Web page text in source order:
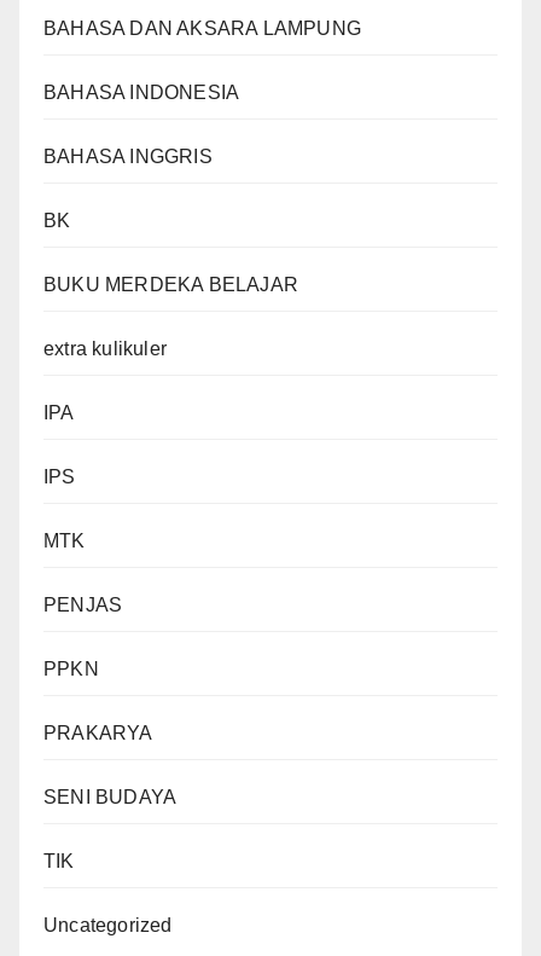
BAHASA DAN AKSARA LAMPUNG
BAHASA INDONESIA
BAHASA INGGRIS
BK
BUKU MERDEKA BELAJAR
extra kulikuler
IPA
IPS
MTK
PENJAS
PPKN
PRAKARYA
SENI BUDAYA
TIK
Uncategorized